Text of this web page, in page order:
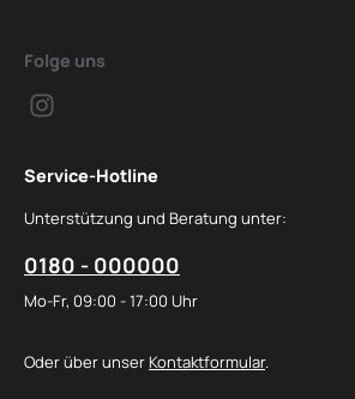
Folge uns
Service-Hotline
Unterstützung und Beratung unter:
0180 - 000000
Mo-Fr, 09:00 - 17:00 Uhr
Oder über unser Kontaktformular.